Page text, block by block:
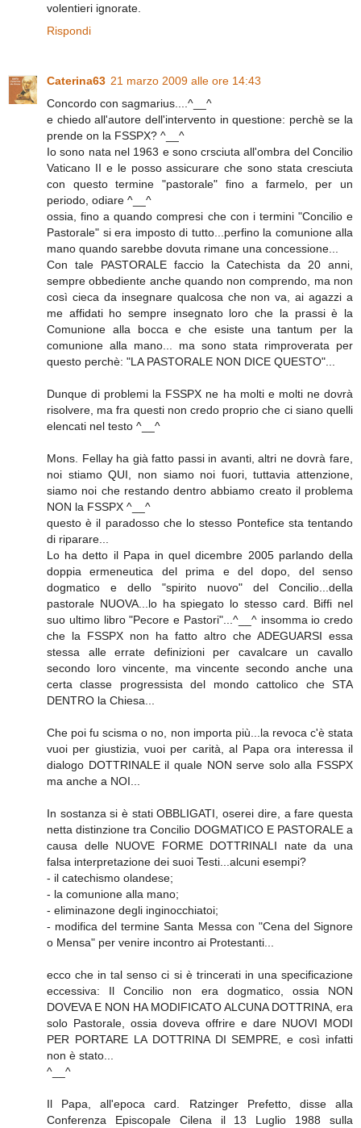
volentieri ignorate.
Rispondi
Caterina63 21 marzo 2009 alle ore 14:43
Concordo con sagmarius....^__^
e chiedo all'autore dell'intervento in questione: perchè se la
prende on la FSSPX? ^__^
Io sono nata nel 1963 e sono crsciuta all'ombra del Concilio
Vaticano II e le posso assicurare che sono stata cresciuta
con questo termine "pastorale" fino a farmelo, per un
periodo, odiare ^__^
ossia, fino a quando compresi che con i termini "Concilio e
Pastorale" si era imposto di tutto...perfino la comunione alla
mano quando sarebbe dovuta rimane una concessione...
Con tale PASTORALE faccio la Catechista da 20 anni,
sempre obbediente anche quando non comprendo, ma non
così cieca da insegnare qualcosa che non va, ai agazzi a
me affidati ho sempre insegnato loro che la prassi è la
Comunione alla bocca e che esiste una tantum per la
comunione alla mano... ma sono stata rimproverata per
questo perchè: "LA PASTORALE NON DICE QUESTO"...
Dunque di problemi la FSSPX ne ha molti e molti ne dovrà
risolvere, ma fra questi non credo proprio che ci siano quelli
elencati nel testo ^__^
Mons. Fellay ha già fatto passi in avanti, altri ne dovrà fare,
noi stiamo QUI, non siamo noi fuori, tuttavia attenzione,
siamo noi che restando dentro abbiamo creato il problema
NON la FSSPX ^__^
questo è il paradosso che lo stesso Pontefice sta tentando
di riparare...
Lo ha detto il Papa in quel dicembre 2005 parlando della
doppia ermeneutica del prima e del dopo, del senso
dogmatico e dello "spirito nuovo" del Concilio...della
pastorale NUOVA...lo ha spiegato lo stesso card. Biffi nel
suo ultimo libro "Pecore e Pastori"...^__^ insomma io credo
che la FSSPX non ha fatto altro che ADEGUARSI essa
stessa alle errate definizioni per cavalcare un cavallo
secondo loro vincente, ma vincente secondo anche una
certa classe progressista del mondo cattolico che STA
DENTRO la Chiesa...
Che poi fu scisma o no, non importa più...la revoca c'è stata
vuoi per giustizia, vuoi per carità, al Papa ora interessa il
dialogo DOTTRINALE il quale NON serve solo alla FSSPX
ma anche a NOI...
In sostanza si è stati OBBLIGATI, oserei dire, a fare questa
netta distinzione tra Concilio DOGMATICO E PASTORALE a
causa delle NUOVE FORME DOTTRINALI nate da una
falsa interpretazione dei suoi Testi...alcuni esempi?
- il catechismo olandese;
- la comunione alla mano;
- eliminazone degli inginocchiatoi;
- modifica del termine Santa Messa con "Cena del Signore
o Mensa" per venire incontro ai Protestanti...
ecco che in tal senso ci si è trincerati in una specificazione
eccessiva: Il Concilio non era dogmatico, ossia NON
DOVEVA E NON HA MODIFICATO ALCUNA DOTTRINA, era
solo Pastorale, ossia doveva offrire e dare NUOVI MODI
PER PORTARE LA DOTTRINA DI SEMPRE, e così infatti
non è stato...
^__^
Il Papa, all'epoca card. Ratzinger Prefetto, disse alla
Conferenza Episcopale Cilena il 13 Luglio 1988 sulla